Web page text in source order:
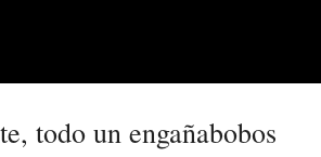
todo un engañabobos